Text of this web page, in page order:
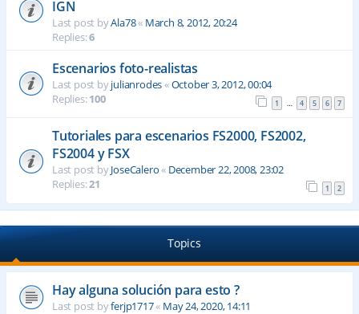
IGN
Last post byAla78« March 8, 2012, 20:24
Replies:6
Escenarios foto-realistas
Last post byjulianrodes«October 3, 2012, 00:04
Replies:100 1 … 4 5 6 7
Tutoriales para escenarios FS2000, FS2002,
FS2004 y FSX
Last post byJoseCalero« December 22, 2008, 23:02
Replies:21 1 2
Topics
Hay alguna solución para esto ?
Last post byferjp1717« May 24, 2020, 14:11